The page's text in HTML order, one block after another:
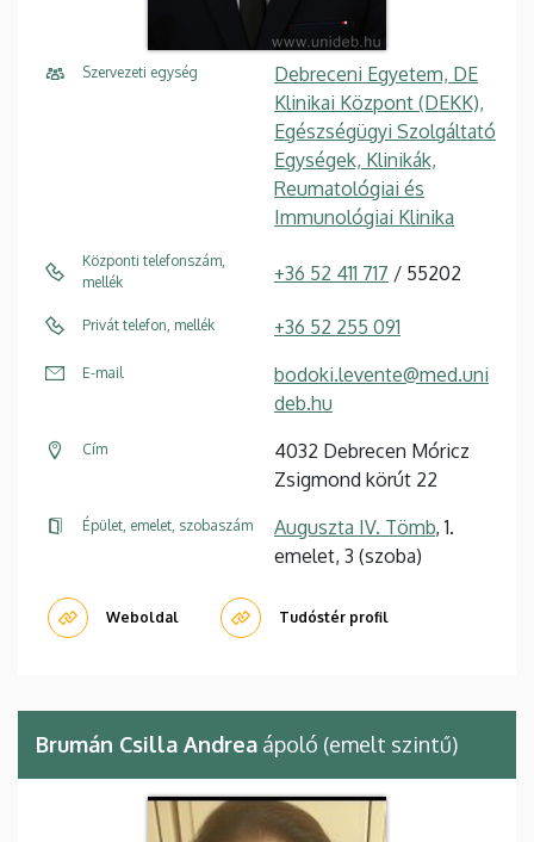
Szervezeti egység
Debreceni Egyetem, DE
Klinikai Központ (DEKK),
Egészségügyi Szolgáltató
Egységek, Klinikák,
Reumatológiai és
Immunológiai Klinika
Központi telefonszám,
mellék
+36 52 411 717 / 55202
Privát telefon, mellék +36 52 255 091
E-mail
bodoki.levente@med.uni
deb.hu
Cím
4032 Debrecen Móricz
Zsigmond körút 22
Épület, emelet, szobaszám Auguszta IV. Tömb, 1.
emelet, 3 (szoba)
Weboldal Tudóstér profil
Brumán Csilla Andrea ápoló (emelt szintű)